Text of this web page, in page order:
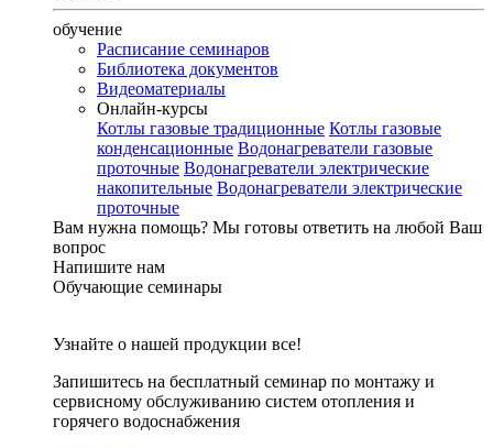
обучение
Расписание семинаров
Библиотека документов
Видеоматериалы
Онлайн-курсы
Котлы газовые традиционные Котлы газовые
конденсационные Водонагреватели газовые
проточные Водонагреватели электрические
накопительные Водонагреватели электрические
проточные
Вам нужна помощь? Мы готовы ответить на любой Ваш
вопрос
Напишите нам
Обучающие семинары
Узнайте о нашей продукции все!
Запишитесь на бесплатный семинар по монтажу и
сервисному обслуживанию систем отопления и
горячего водоснабжения